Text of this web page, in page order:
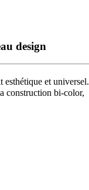
design
esthétique et universel.
construction bi-color,